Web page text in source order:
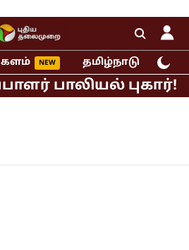
தமிழ்நாடு
பாலியல் புகார்!